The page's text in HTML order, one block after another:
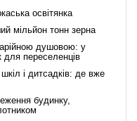
освітянка
мільйон тонн зерна
душовою: у
для переселенців
і дитсадків: де вже
будинку,